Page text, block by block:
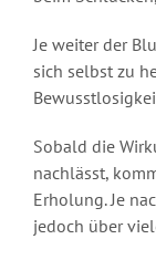
Je weiter der
sich selbst zu
Sobald die
nachlässt,
Erholung. Je
jedoch über